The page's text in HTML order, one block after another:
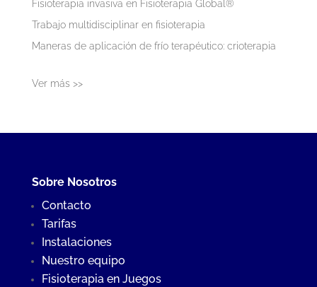
Fisioterapia invasiva en Fisioterapia Global®
Trabajo multidisciplinar en fisioterapia
Maneras de aplicación de frío terapéutico: crioterapia
Ver más >>
Sobre Nosotros
Contacto
Tarifas
Instalaciones
Nuestro equipo
Fisioterapia en Juegos